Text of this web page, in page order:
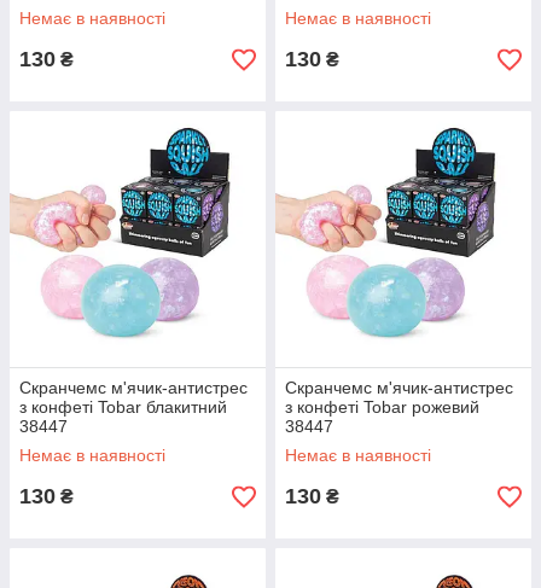
Немає в наявності
130 ₴
Немає в наявності
130 ₴
Скранчемс м'ячик-антистрес
з конфеті Tobar блакитний
38447
Немає в наявності
130 ₴
Скранчемс м'ячик-антистрес
з конфеті Tobar рожевий
38447
Немає в наявності
130 ₴